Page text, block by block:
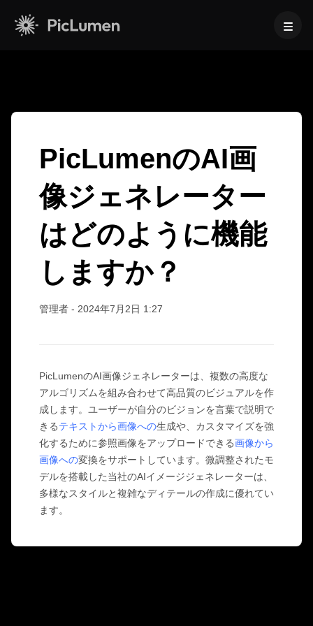
AI動画
AI動画ジェネレーター
テキストから動画へ
画像から動画へ
AI GIFジェネレーター
AI動画メーカー
トレンドのエフェクト
AIキス動画
赤ちゃんダンス動画
動画編集
動画からオブジェクトを削除
動画からテキストを削除
動画ノイズ除去
スローモーションメーカー
動画をアニメに変換
AI画像
画像から画像生成
テキストから画像へ
AI画像ジェネレーター
AIアートジェネレーター
AI画像ジェネレーター
AIガールジェネレーター
AIキャラクター生成ツール
AI顔ジェネレーター
AI赤ちゃんジェネレーター
スタイル別
リアル
アニメキャラクター
Funko Pop
ちびキャラメーカー
AIモデル
画像モデル
Nano Banana Pro
Midjourney
Seedream 5.0 Pro
Kling 3.0 モーションコントロール
Sora AI
Seedance 2.0
Veo 3.1
Grok Imagine
すべてのモデル
AIツール
編集と強化
画像アップスケーラー
AI 置き換え（インペイント）
画像拡張ツール
レタッチ＆リスタイル
AI服装チェンジャー
ヘアスタイルチェンジャー
パスポート写真メーカー
オブジェクト削除
写真をアートに
法人向け
商品写真
AI背景ジェネレーター
AIファッションモデル
服装チェンジャー
マーケティング
AIプロダクト動画
AIポスタージェネレーター
PicLumenのAI画
像ジェネレーター
はどのように機能
しますか？
管理者 - 2024年7月2日 1:27
PicLumenのAI画像ジェネレーターは、複数の高度な
アルゴリズムを組み合わせて高品質のビジュアルを作
成します。ユーザーが自分のビジョンを言葉で説明で
きるテキストから画像への生成や、カスタマイズを強
化するために参照画像をアップロードできる画像から
画像への変換をサポートしています。微調整されたモ
デルを搭載した当社のAIイメージジェネレーターは、
多様なスタイルと複雑なディテールの作成に優れてい
ます。